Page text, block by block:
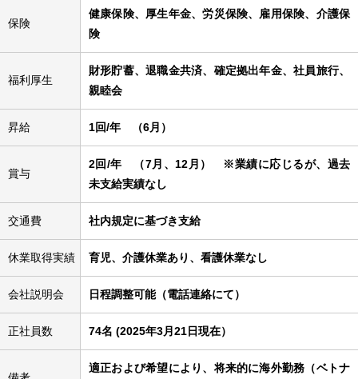
保険
健康保険、厚生年金、労災保険、雇用保険、介護保
険
福利厚生
財形貯蓄、退職金共済、確定拠出年金、社員旅行、
親睦会
昇給 1回/年 （6月）
賞与
2回/年 （7月、12月） ※業績に応じるが、過去
未支給実績なし
交通費 社内規定に基づき支給
休業取得実績 育児、介護休業あり、看護休業なし
会社説明会 日程調整可能（電話連絡にて）
正社員数 74名 (2025年3月21日現在）
適正および希望により、将来的に海外勤務（ベトナ